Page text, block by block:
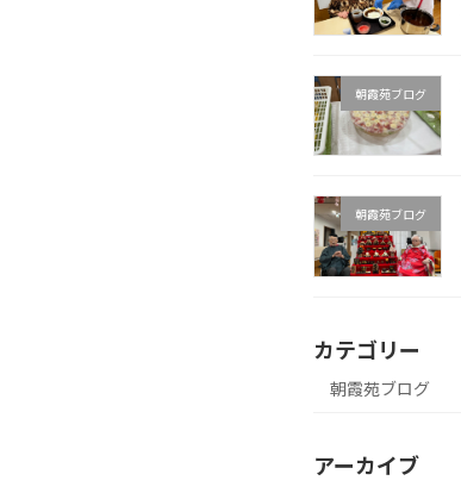
朝霞苑ブログ
朝霞苑ブログ
カテゴリー
朝霞苑ブログ
アーカイブ